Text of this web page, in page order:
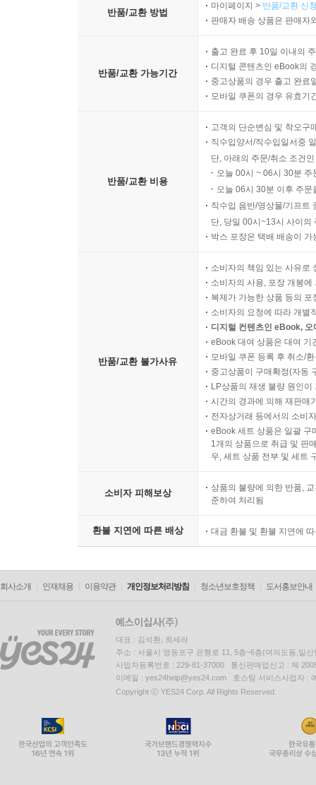
역사의 주인공이 되다
기존의 많은 역사서가 왕과 선비의 역사에 치중
소작농과 노비의 땀 없이는 하루도 운영되지
저었다는 사실을 강조한다. 정조가 죽고 11년
혁명과 개혁을 단행한 각계각층의 리더십과 주체
지배자들이 당대의 문제를 외면하면 민중이 고
살고자 일어선 소인배가 아니었다. 모두가 세상
역동적인 민족이었다. 평시에는 제 잇속만 차리
휩쓸어버리는 모습을 나는 지난 역사에서 보
누구의 시선으로 어디를 바라볼 것인가
역사적 사건을 둘러싼 다양한 접근
역사는 주체의 시각과 의도에 따라 다르게 해석
역사적 사건을 다각도에서 접근한다. 임진왜
이순신의 시각(『난중일기』)과 왜란 당시 산으
같지만 결이 다른 고뇌를 섬세하게 들여다본다.
주관성의 함정에 빠지지 않기 위해 조선왕조의
이순신과 그리스의 테미스토클레스, 서경덕
콘서트』를 통해 식민사관과 영웅사관을 넘어
콘서트의 막이 내리면, 더 찾아보고 톺아보고
1. 흥미로운 구성
조선사 500년의 거대한 흐름을 한 축으로 설정
인물들의 고뇌를 생생하게 묘사한다. 또한 구
조선의 건국을 이야기했다면, 이 책은 조선의 정
2. 이해를 돕는 보충설명
반품/교환 방법
마이페이지 > 반품/교환 신
판매자 배송 상품은 판매자
반품/교환 가능기간
출고 완료 후 10일 이내의
디지털 콘텐츠인 eBook의
중고상품의 경우 출고 완료
모바일 쿠폰의 경우 유효기
반품/교환 비용
고객의 단순변심 및 착오구
직수입양서/직수입일서중
단, 아래의 주문/취소 조건
오늘 00시 ~ 06시 30분
오늘 06시 30분 이후 주
직수입 음반/영상물/기프트
단, 당일 00시~13시 사이의
박스 포장은 택배 배송이
반품/교환 불가사유
소비자의 책임 있는 사유로
소비자의 사용, 포장 개봉
복제가 가능한 상품 등의
소비자의 요청에 따라 개별
디지털 컨텐츠인 eBook,
eBook 대여 상품은 대여 기
모바일 쿠폰 등록 후 취소/
중고상품이 구매확정(자동
LP상품의 재생 불량 원인
시간의 경과에 의해 재판매
전자상거래 등에서의 소비
eBook 세트 상품은 일괄 구
1개의 상품으로 취급 및 판
우, 세트 상품 전부 및 세트
소비자 피해보상
상품의 불량에 의한 반품,
준하여 처리됨
환불 지연에 따른 배상 대금 환불 및 환불 지연에
회사소개 인재채용 이용약관 개인정보처리방침 청소년보호정책 도서홍보안내
대표 : 김석환, 최세라
주소 : 서울시 영등포구 은행로 11, 5층~6층(여의도동,일신
사업자등록번호 : 229-81-37000 통신판매업신고 : 제
이메일 : yes24help@yes24.com 호스팅 서비스사업자 :
Copyright ⓒ YES24 Corp. All Rights Reserved.